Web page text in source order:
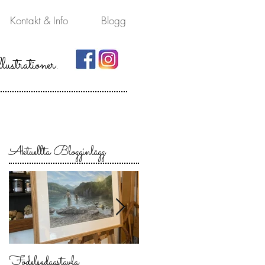
Kontakt & Info Blogg
Aktuellta Blogginlägg